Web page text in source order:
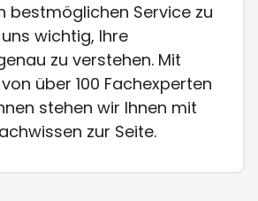
bestmöglichen Service zu
wichtig, Ihre
zu verstehen. Mit
über 100 Fachexperten
stehen wir Ihnen mit
zur Seite.